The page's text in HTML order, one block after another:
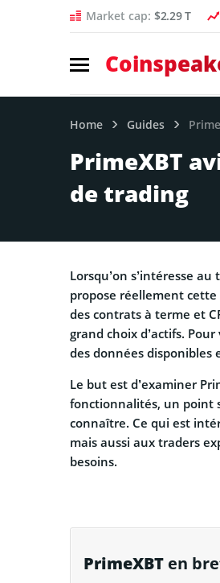
Market cap: $2.29 T
Home Guides
PrimeXBT
de trading
Lorsqu’on s’intéresse
propose réellement
des contrats à terme et
grand choix d’actifs.
des données disponibles
Le but est d’examiner
fonctionnalités, un point
connaître. Ce qui est
mais aussi aux traders
besoins.
PrimeXBT en